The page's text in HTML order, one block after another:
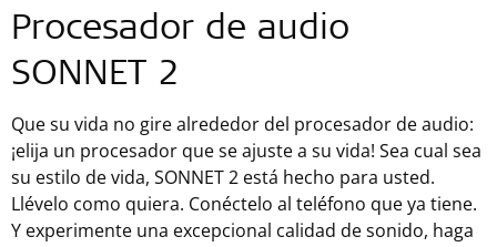
Procesador de audio
SONNET 2
Que su vida no gire alrededor del procesador de audio:
¡elija un procesador que se ajuste a su vida! Sea cual sea
su estilo de vida, SONNET 2 está hecho para usted.
Llévelo como quiera. Conéctelo al teléfono que ya tiene.
Y experimente una excepcional calidad de sonido, haga